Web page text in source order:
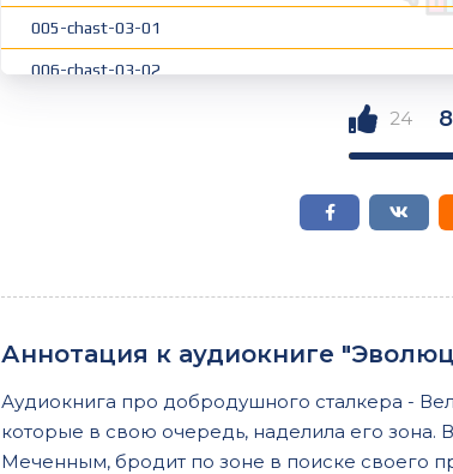
005-chast-03-01
006-chast-03-02
013-chast-05-02
014-chast-05-03
015-chast-05-04
24
Аннотация к аудиокниге
Аудиокнига про добродушного сталкера -
которые в свою очередь, наделила его
Меченным, бродит по зоне в поиске своего